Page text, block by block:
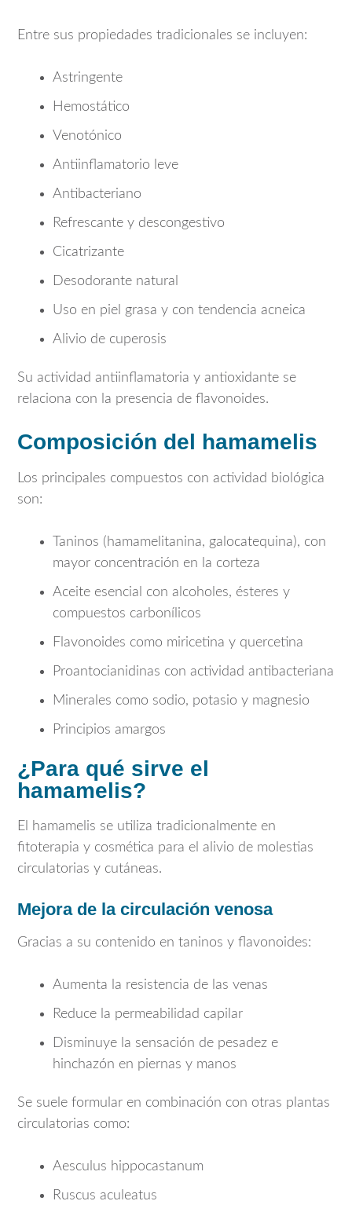
Entre sus propiedades tradicionales se incluyen:
Astringente
Hemostático
Venotónico
Antiinflamatorio leve
Antibacteriano
Refrescante y descongestivo
Cicatrizante
Desodorante natural
Uso en piel grasa y con tendencia acneica
Alivio de cuperosis
Su actividad antiinflamatoria y antioxidante se
relaciona con la presencia de flavonoides.
Composición del hamamelis
Los principales compuestos con actividad biológica
son:
Taninos (hamamelitanina, galocatequina), con
mayor concentración en la corteza
Aceite esencial con alcoholes, ésteres y
compuestos carbonílicos
Flavonoides como miricetina y quercetina
Proantocianidinas con actividad antibacteriana
Minerales como sodio, potasio y magnesio
Principios amargos
¿Para qué sirve el
hamamelis?
El hamamelis se utiliza tradicionalmente en
fitoterapia y cosmética para el alivio de molestias
circulatorias y cutáneas.
Mejora de la circulación venosa
Gracias a su contenido en taninos y flavonoides:
Aumenta la resistencia de las venas
Reduce la permeabilidad capilar
Disminuye la sensación de pesadez e
hinchazón en piernas y manos
Se suele formular en combinación con otras plantas
circulatorias como:
Aesculus hippocastanum
Ruscus aculeatus